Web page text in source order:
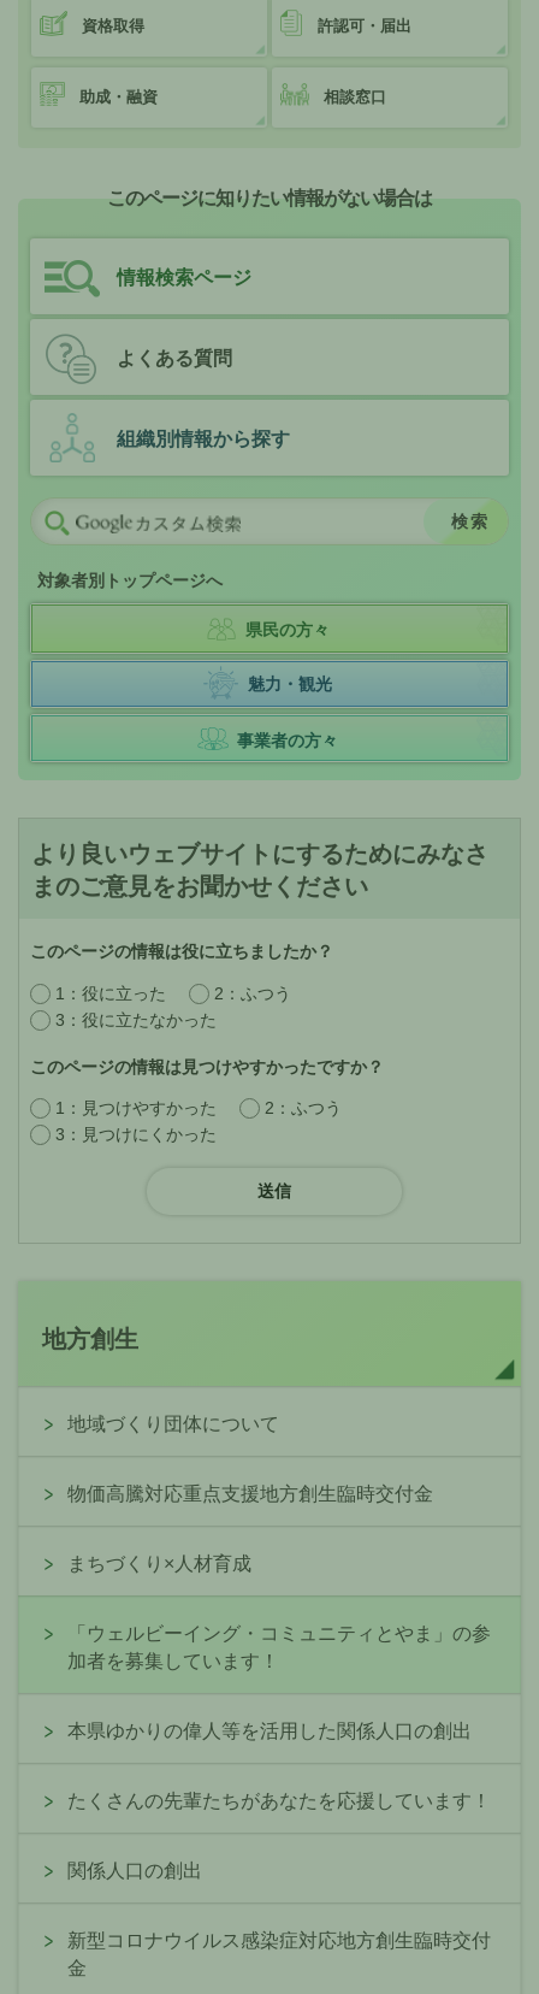
資格取得 許認可・届出
助成・融資 相談窓口
このページに知りたい情報がない場合は
情報検索ページ
よくある質問
組織別情報から探す
対象者別トップページへ
県民の方々
魅力・観光
事業者の方々
より良いウェブサイトにするためにみなさ
まのご意見をお聞かせください
このページの情報は役に立ちましたか？
1：役に立った
2：ふつう
3：役に立たなかった
このページの情報は見つけやすかったですか？
1：見つけやすかった
2：ふつう
3：見つけにくかった
地方創生
地域づくり団体について
物価高騰対応重点支援地方創生臨時交付金
まちづくり×人材育成
「ウェルビーイング・コミュニティとやま」の参
加者を募集しています！
本県ゆかりの偉人等を活用した関係人口の創出
たくさんの先輩たちがあなたを応援しています！
関係人口の創出
新型コロナウイルス感染症対応地方創生臨時交付
金